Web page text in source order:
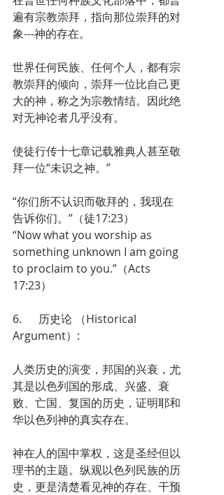
遍有宗教崇拜，指向那位崇拜的对
象---神的存在。
世界任何民族、任何个人，都有宗
教崇拜的倾向，崇拜一位比自己更
大的神，称之为宗教情结。因此绝
对无神论者几乎没有。
使徒行传十七章记载雅典人甚至敬
拜一位“未识之神。”
“你们所不认识而敬拜的，我现在
告诉你们。”（徒17:23）
“Now what you worship as
something unknown I am going
to proclaim to you.”（Acts
17:23）
6.      历史论 （Historical
Argument）:
人类历史的演变，邦国的兴衰，尤
其是以色列国的形成、兴盛、衰
败、亡国、复国的历史，证明耶和
华以色列神的真实存在。
神在人的国中掌权，这是圣经但以
理书的主题。纵观以色列民族的历
史，更是清楚看见神的存在、干预